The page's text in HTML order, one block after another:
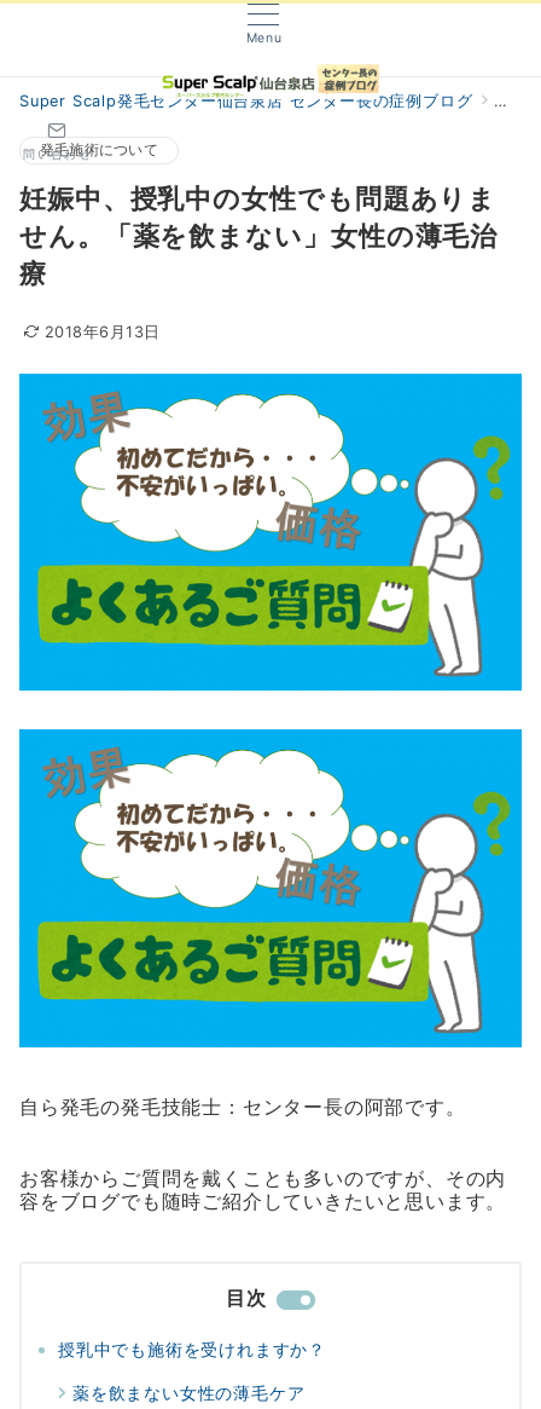
Menu
問い合わせ
Super Scalp発毛センター仙台泉店 センター長の症例ブログ 阿部
発毛施術について
妊娠中、授乳中の女性でも問題ありま
せん。「薬を飲まない」女性の薄毛治
療
2018年6月13日
自ら発毛の発毛技能士：センター長の阿部です。
お客様からご質問を戴くことも多いのですが、その内
容をブログでも随時ご紹介していきたいと思います。
目次
授乳中でも施術を受けれますか？
薬を飲まない女性の薄毛ケア